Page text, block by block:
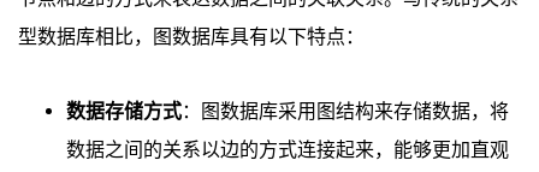
型数据库相比，图数据库具有以下特点：
数据存储方式：图数据库采用图结构来存储数据，将
数据之间的关系以边的方式连接起来，能够更加直观